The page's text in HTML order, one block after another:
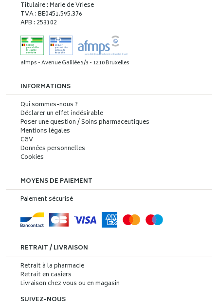
Titulaire : Marie de Vriese
TVA : BE0451.595.376
APB : 253102
afmps - Avenue Galilée 5/3 - 1210 Bruxelles
INFORMATIONS
Qui sommes-nous ?
Déclarer un effet indésirable
Poser une question / Soins pharmaceutiques
Mentions légales
CGV
Données personnelles
Cookies
MOYENS DE PAIEMENT
Paiement sécurisé
RETRAIT / LIVRAISON
Retrait à la pharmacie
Retrait en casiers
Livraison chez vous ou en magasin
SUIVEZ-NOUS